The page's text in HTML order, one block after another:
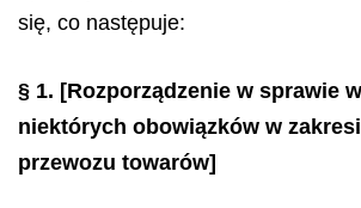
się, co następuje:
§ 1. [Rozporządzenie w sprawie
niektórych obowiązków w
przewozu towarów]